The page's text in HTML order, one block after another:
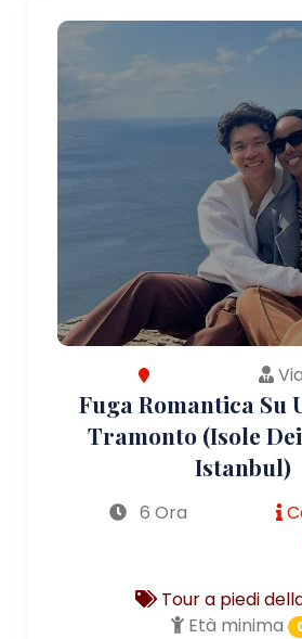
Fuga Romantica Su
Tramonto (Isole
Istanbul)
6 Ora
Tour a piedi
Età minima